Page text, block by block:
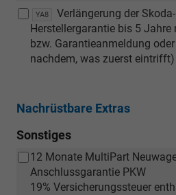
YA8
Verlängerung der Skoda-
Herstellergarantie bis 5 Jahre
bzw. Garantieanmeldung
nachdem, was zuerst eintrifft)
Nachrüstbare Extras
Sonstiges
12 Monate MultiPart
Anschlussgarantie PKW
19% Versicherungssteuer